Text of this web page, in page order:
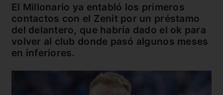
El Millonario ya entabló los primeros
contactos con el Zenit por un préstamo
del delantero, que habría dado el ok para
volver al club donde pasó algunos meses
en inferiores.